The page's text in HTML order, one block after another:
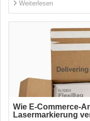
Weiterlesen
Wie E-Commerce-
Lasermarkierung